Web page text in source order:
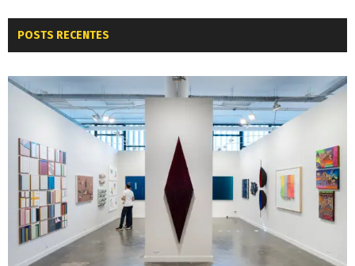
POSTS RECENTES